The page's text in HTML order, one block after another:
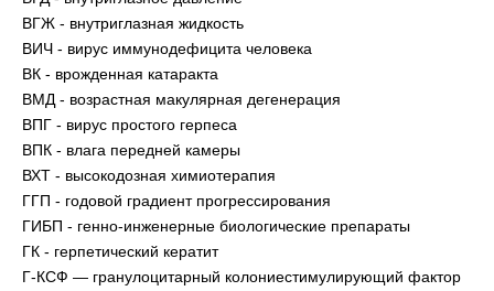
ВГЖ - внутриглазная жидкость
ВИЧ - вирус иммунодефицита человека
ВК - врожденная катаракта
ВМД - возрастная макулярная дегенерация
ВПГ - вирус простого герпеса
ВПК - влага передней камеры
ВХТ - высокодозная химиотерапия
ГГП - годовой градиент прогрессирования
ГИБП - генно-инженерные биологические препараты
ГК - герпетический кератит
Г-КСФ — гранулоцитарный колониестимулирующий фактор